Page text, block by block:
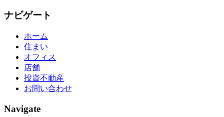
ナビゲート
ホーム
住まい
オフィス
店舗
投資不動産
お問い合わせ
Navigate